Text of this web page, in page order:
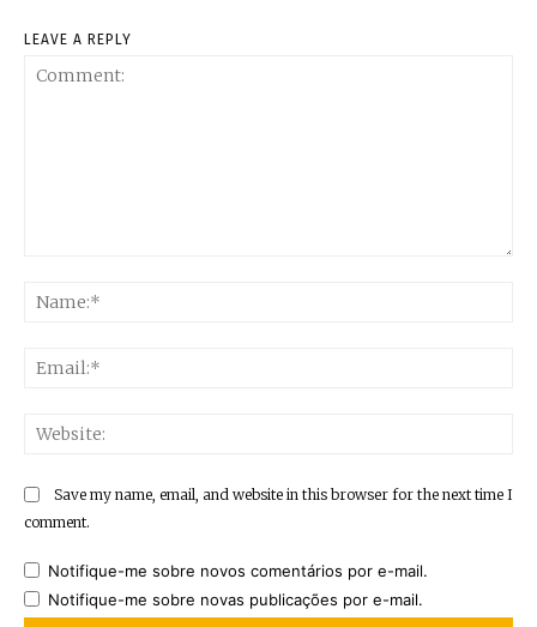
LEAVE A REPLY
Save my name, email, and website in this browser for the next time I
comment.
Notifique-me sobre novos comentários por e-mail.
Notifique-me sobre novas publicações por e-mail.